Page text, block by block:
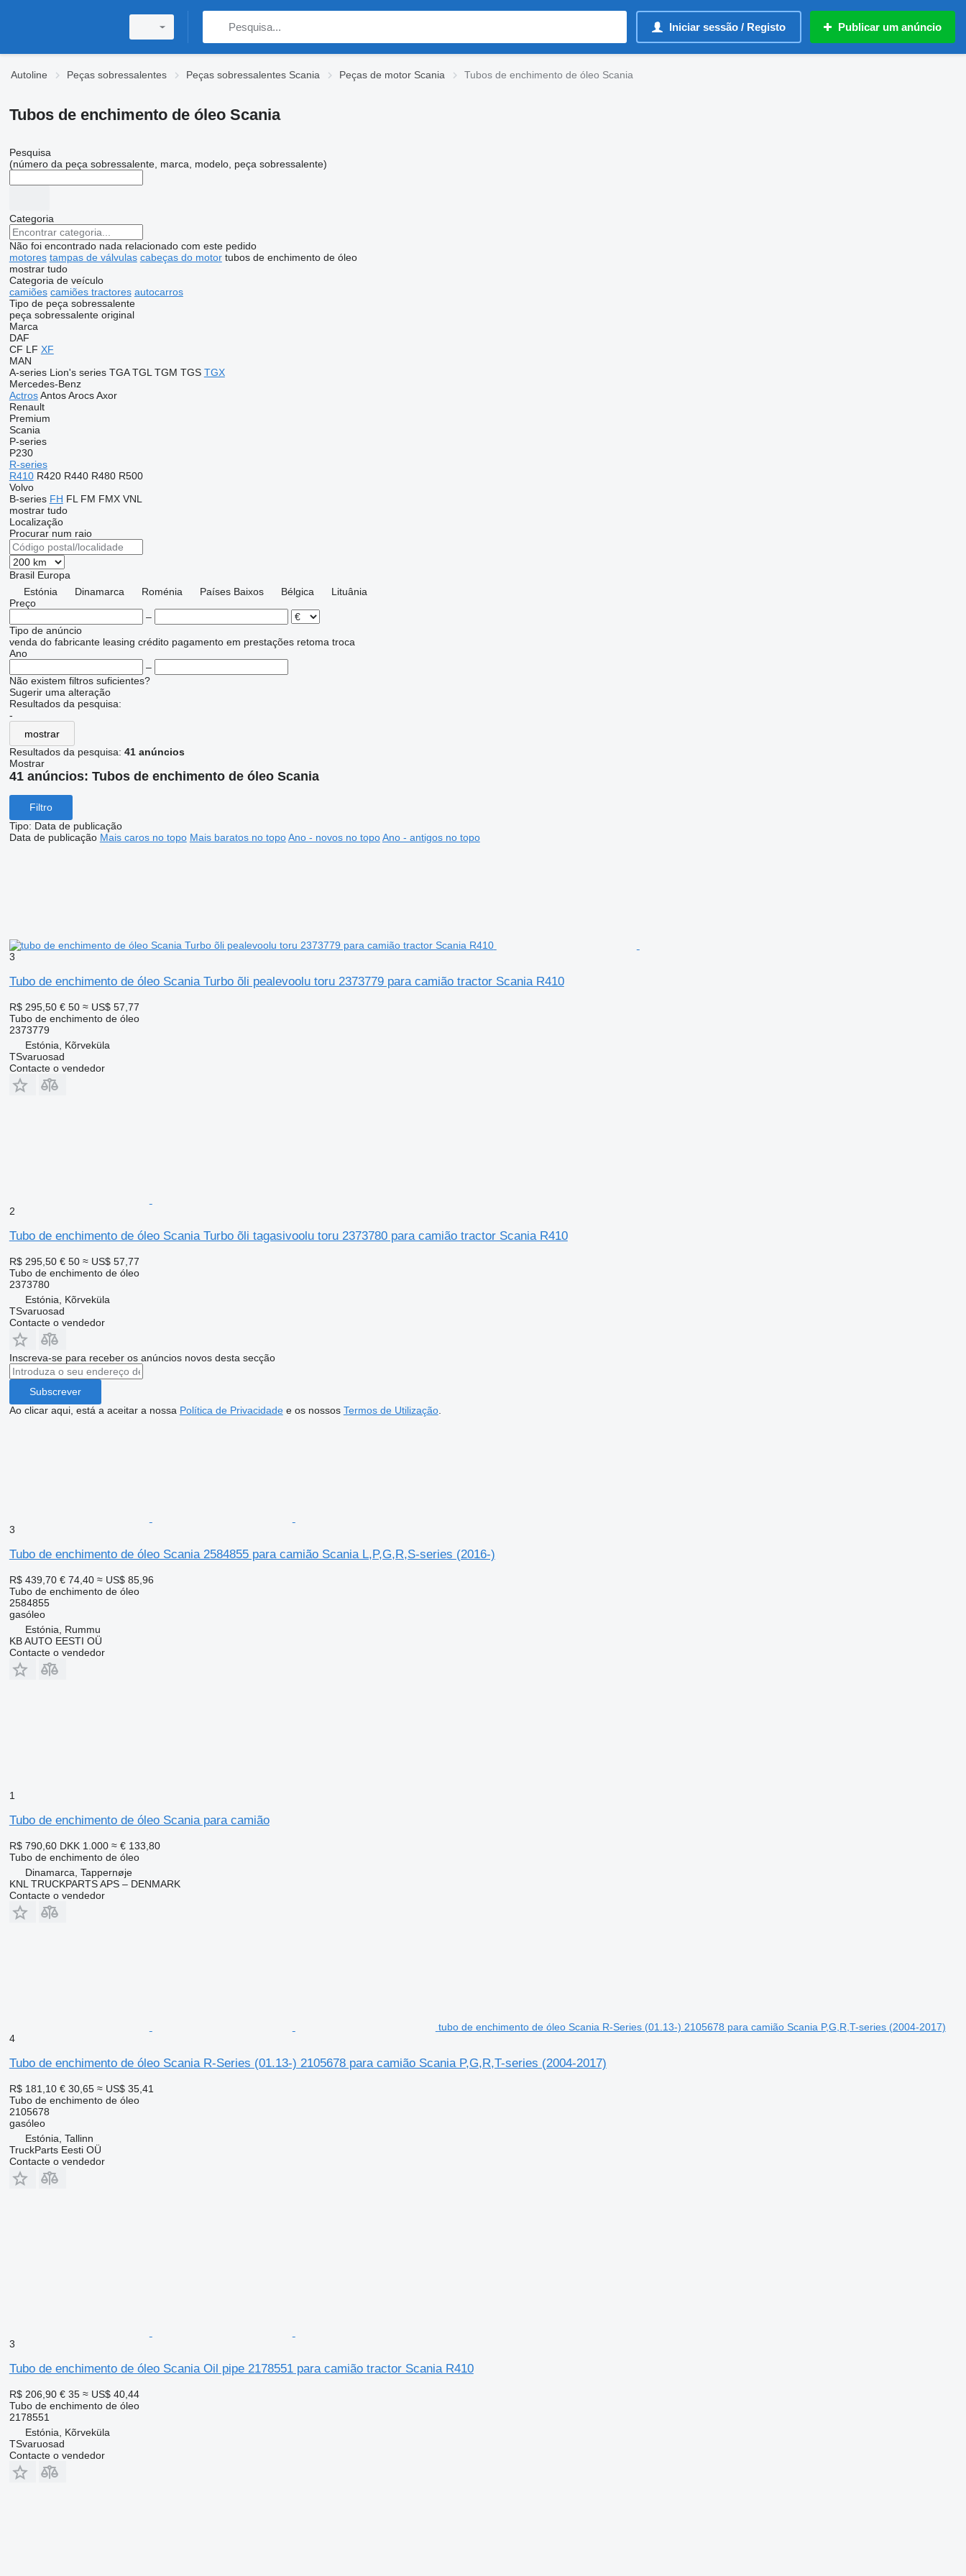
Iniciar sessão / Registo Publicar um anúncio
Autoline Peças sobressalentes Peças sobressalentes Scania Peças de motor Scania Tubos de enchimento de óleo Scania
Tubos de enchimento de óleo Scania
Pesquisa
(número da peça sobressalente, marca, modelo, peça sobressalente)
Categoria
Não foi encontrado nada relacionado com este pedido
motores tampas de válvulas cabeças do motor tubos de enchimento de óleo
mostrar tudo
Categoria de veículo
camiões camiões tractores autocarros
Tipo de peça sobressalente
peça sobressalente original
Marca
DAF
CF LF XF
MAN
A-series Lion's series TGA TGL TGM TGS TGX
Mercedes-Benz
Actros Antos Arocs Axor
Renault
Premium
Scania
P-series
P230
R-series
R410 R420 R440 R480 R500
Volvo
B-series FH FL FM FMX VNL
mostrar tudo
Localização
Procurar num raio
Brasil Europa
Estónia
Dinamarca Roménia Países Baixos Bélgica
Lituânia
Preço
–
Tipo de anúncio
venda do fabricante leasing crédito pagamento em prestações retoma troca
Ano
–
Não existem filtros suficientes?
Sugerir uma alteração
Resultados da pesquisa:
-
mostrar
Resultados da pesquisa: 41 anúncios
Mostrar
41 anúncios: Tubos de enchimento de óleo Scania
Filtro
Tipo: Data de publicação
Data de publicação Mais caros no topo Mais baratos no topo Ano - novos no topo Ano - antigos no topo
3
Tubo de enchimento de óleo Scania Turbo õli pealevoolu toru 2373779 para camião tractor Scania R410
R$ 295,50 € 50 ≈ US$ 57,77
Tubo de enchimento de óleo
2373779
Estónia, Kõrveküla
TSvaruosad
Contacte o vendedor
2
Tubo de enchimento de óleo Scania Turbo õli tagasivoolu toru 2373780 para camião tractor Scania R410
R$ 295,50 € 50 ≈ US$ 57,77
Tubo de enchimento de óleo
2373780
Estónia, Kõrveküla
TSvaruosad
Contacte o vendedor
Inscreva-se para receber os anúncios novos desta secção
Subscrever
Ao clicar aqui, está a aceitar a nossa Política de Privacidadee os nossos Termos de Utilização.
3
Tubo de enchimento de óleo Scania 2584855 para camião Scania L,P,G,R,S-series (2016-)
R$ 439,70 € 74,40 ≈ US$ 85,96
Tubo de enchimento de óleo
2584855
gasóleo
Estónia, Rummu
KB AUTO EESTI OÜ
Contacte o vendedor
1
Tubo de enchimento de óleo Scania para camião
R$ 790,60 DKK 1.000 ≈ € 133,80
Tubo de enchimento de óleo
Dinamarca, Tappernøje
KNL TRUCKPARTS APS – DENMARK
Contacte o vendedor
tubo de enchimento de óleo Scania R-Series (01.13-) 2105678 para camião Scania P,G,R,T-series (2004-2017)
4
Tubo de enchimento de óleo Scania R-Series (01.13-) 2105678 para camião Scania P,G,R,T-series (2004-2017)
R$ 181,10 € 30,65 ≈ US$ 35,41
Tubo de enchimento de óleo
2105678
gasóleo
Estónia, Tallinn
TruckParts Eesti OÜ
Contacte o vendedor
3
Tubo de enchimento de óleo Scania Oil pipe 2178551 para camião tractor Scania R410
R$ 206,90 € 35 ≈ US$ 40,44
Tubo de enchimento de óleo
2178551
Estónia, Kõrveküla
TSvaruosad
Contacte o vendedor